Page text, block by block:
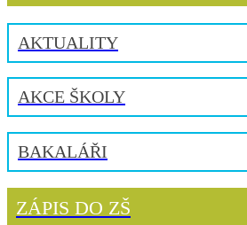
AKTUALITY
AKCE ŠKOLY
BAKALÁŘI
ZÁPIS DO ZŠ